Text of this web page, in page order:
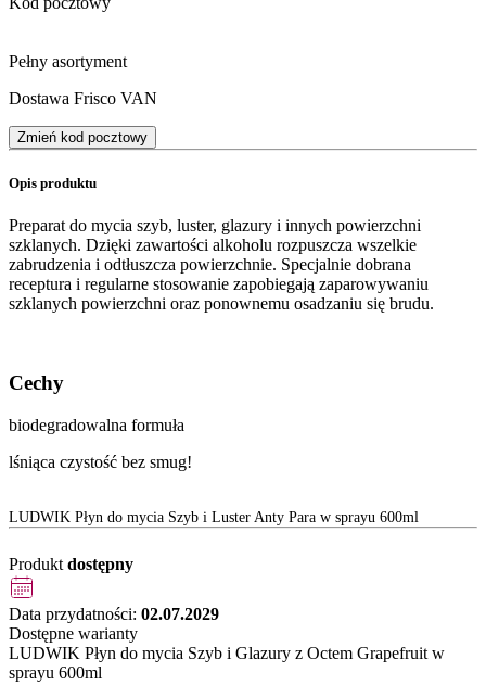
Pełny asortyment
Dostawa Frisco VAN
Zmień kod pocztowy
Opis produktu
Preparat do mycia szyb, luster, glazury i innych powierzchni
szklanych. Dzięki zawartości alkoholu rozpuszcza wszelkie
zabrudzenia i odtłuszcza powierzchnie. Specjalnie dobrana
receptura i regularne stosowanie zapobiegają zaparowywaniu
szklanych powierzchni oraz ponownemu osadzaniu się brudu.
Cechy
biodegradowalna formuła
lśniąca czystość bez smug!
LUDWIK Płyn do mycia Szyb i Luster Anty Para w sprayu 600ml
Produkt dostępny
Data przydatności: 02.07.2029
Dostępne warianty
LUDWIK Płyn do mycia Szyb i Glazury z Octem Grapefruit w
sprayu 600ml